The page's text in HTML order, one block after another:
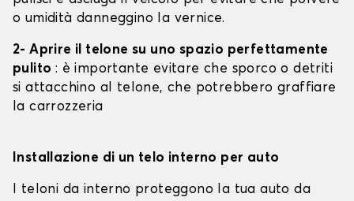
o umidità danneggino la vernice.
2- Aprire il telone su uno spazio perfettamente
pulito : è importante evitare che sporco o detriti
si attacchino al telone, che potrebbero graffiare
la carrozzeria
Installazione di un telo interno per auto
I teloni da interno proteggono la tua auto da